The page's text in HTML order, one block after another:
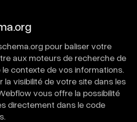
pour baliser votre
aux moteurs de recherche de
contexte de vos informations.
la visibilité de votre site dans les
vous offre la possibilité
directement dans le code